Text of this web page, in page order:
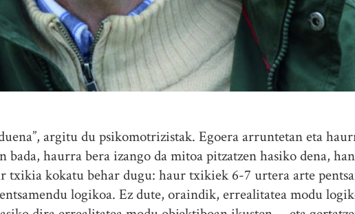
argitu du psikomotrizistak. Egoera arruntetan eta
bada, haurra bera izango da mitoa pitzatzen hasiko dena,
txikia kokatu behar dugu: haur txikiek 6-7 urtera arte
logikoa. Ez dute, oraindik, errealitatea modu